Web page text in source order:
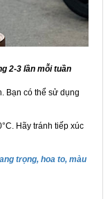
2-3 lần mỗi tuần
Bạn có thể sử dụng
Hãy tránh tiếp xúc
trọng, hoa to, màu